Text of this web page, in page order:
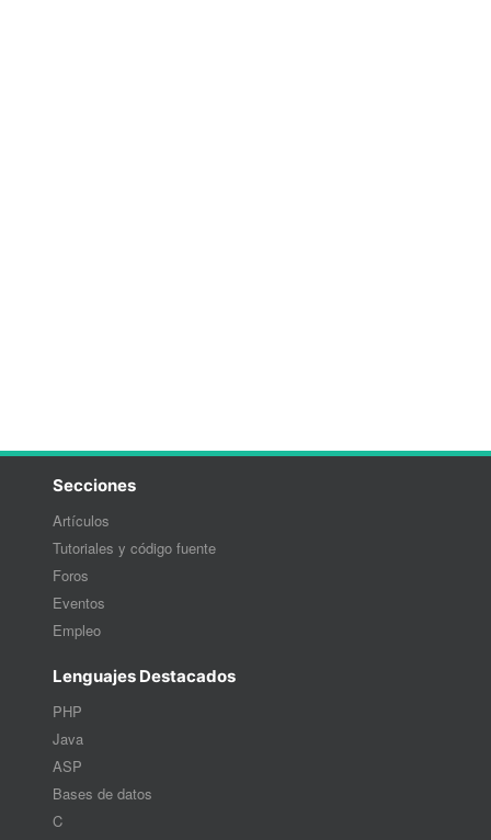
Secciones
Artículos
Tutoriales y código fuente
Foros
Eventos
Empleo
Lenguajes Destacados
PHP
Java
ASP
Bases de datos
C